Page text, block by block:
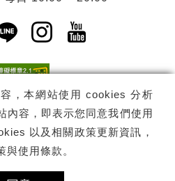
，本網站使用 cookies 分析
內容，即表示您同意我們使用
以及相關政策更新資訊，
與使用條款 。
另開新視窗)
新視窗)
LINE(另開新視窗)
Instagram(另開新視
YouTube(另開
訂閱
-衛武營國家藝術文化中心